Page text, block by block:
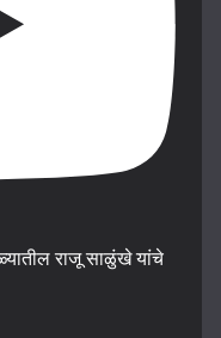
राजू साळुंखे यांचे